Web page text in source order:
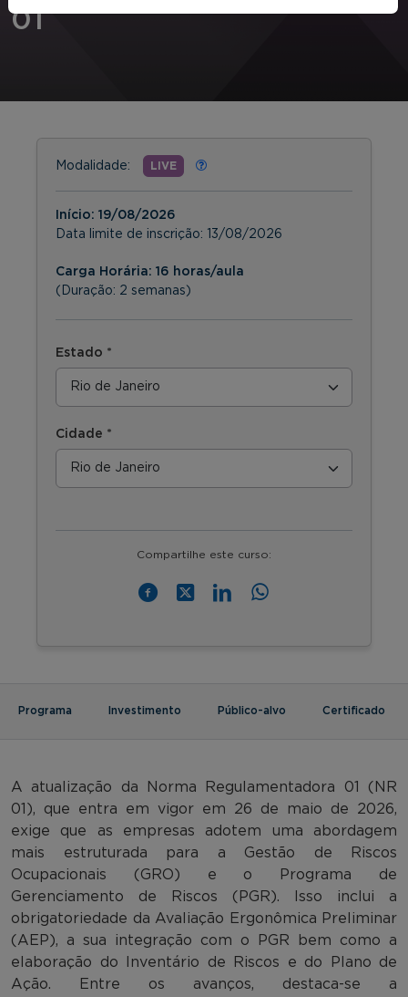
01
Modalidade: LIVE
Início: 19/08/2026
Data limite de inscrição: 13/08/2026
Carga Horária: 16 horas/aula
(Duração: 2 semanas)
Estado *
Cidade *
Compartilhe este curso:
Programa Investimento Público-alvo Certificado
A atualização da Norma Regulamentadora 01 (NR
01), que entra em vigor em 26 de maio de 2026,
exige que as empresas adotem uma abordagem
mais estruturada para a Gestão de Riscos
Ocupacionais (GRO) e o Programa de
Gerenciamento de Riscos (PGR). Isso inclui a
obrigatoriedade da Avaliação Ergonômica Preliminar
(AEP), a sua integração com o PGR bem como a
elaboração do Inventário de Riscos e do Plano de
Ação. Entre os avanços, destaca-se a